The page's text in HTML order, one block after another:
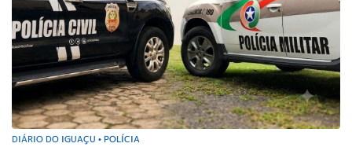
DIÁRIO DO IGUAÇU • POLÍCIA